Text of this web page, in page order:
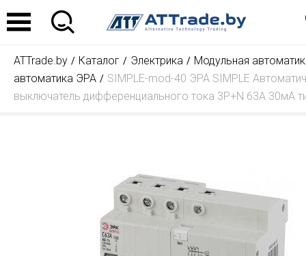
ATTrade.by Каталог Электрика
Модульная
автоматика ЭРА
SIMPLE-mod-40 ЭРА SIMPLE
выключатель дифференциального тока 3P+N 63А 30мА